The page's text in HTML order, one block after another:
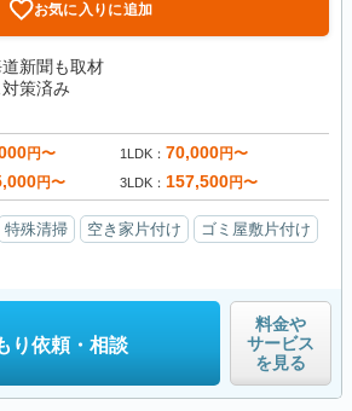
お気に入りに追加
新聞も取材
策済み
円〜 1LDK 70,000円〜
円〜 3LDK 157,500円〜
特殊清掃 空き家片付け
ゴミ屋敷片付け
り依頼・相談
料金や
サービス
を見る